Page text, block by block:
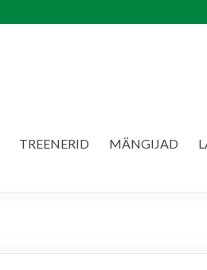
TREENERID MÄNGIJAD